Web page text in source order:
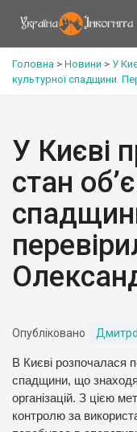
Головна > Новини > У
культурної спадщини.
У Києві
стан
Опубліковано
В Києві розпочалася
спадщини, що
організацій. З цією
контролю за